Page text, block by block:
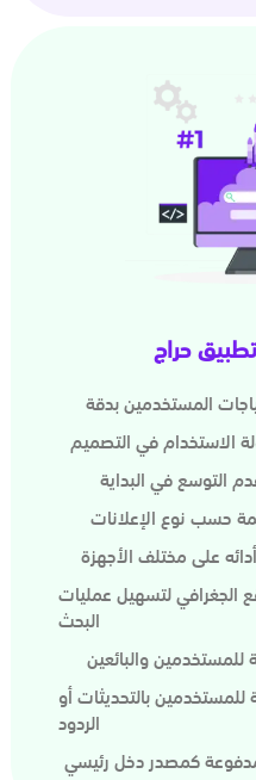
حراج
المستخدمين بدقة
الاستخدام في التصميم
التوسع في البداية
حسب نوع الإعلانات
على مختلف الأجهزة
الجغرافي لتسهيل عمليات
البحث
والبائعين
بالتحديثات أو
الردود
كمصدر دخل رئيسي